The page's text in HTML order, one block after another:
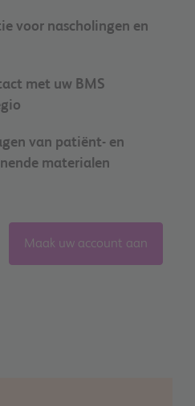
voor nascholingen en
met uw BMS
van patiënt- en
materialen
Maak uw account aan